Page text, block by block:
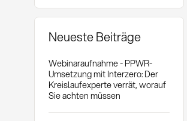
Neueste Beiträge
Webinaraufnahme - PPWR-
Umsetzung mit Interzero: Der
Kreislaufexperte verrät, worauf
Sie achten müssen